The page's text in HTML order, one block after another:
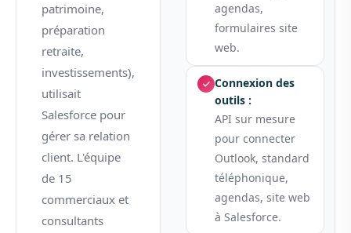
patrimoine,
préparation
retraite,
investissements),
utilisait
Salesforce pour
gérer sa relation
client. L'équipe
de 15
commerciaux et
consultants
agendas,
formulaires site
web.
Connexion des
outils :
API sur mesure
pour connecter
Outlook, standard
téléphonique,
agendas, site web
à Salesforce.